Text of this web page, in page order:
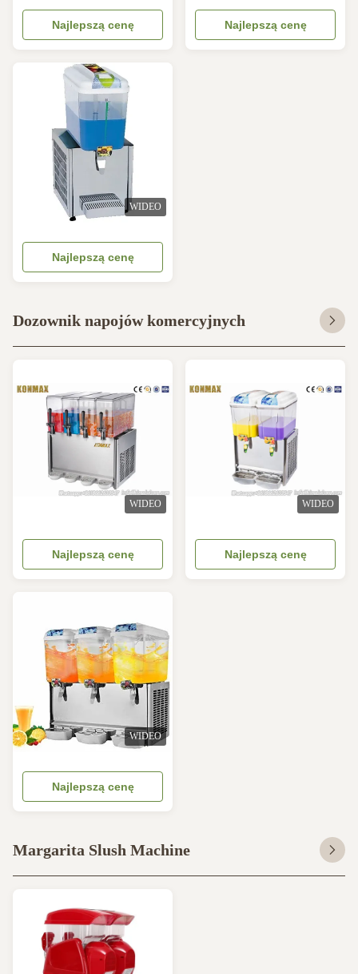
gorąca i zimna, 18 litrów
magnetyczna obrotowa
Najlepszą cenę
LCD 180W Dozownik
Zimnego Ciepłego Napoju
Najlepszą cenę
WIDEO
Najlepszą cenę
Dozownik napojów komercyjnych
WIDEO
Najlepszą cenę
WIDEO
Najlepszą cenę
WIDEO
Najlepszą cenę
Margarita Slush Machine